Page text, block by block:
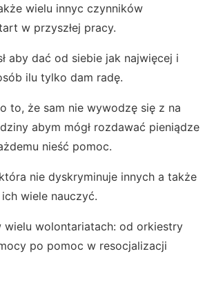
wielu innyc czynników
w przyszłej pracy.
aby dać od siebie jak najwięcej i
ilu tylko dam radę.
to, że sam nie wywodzę się z na
abym mógł rozdawać pieniądze
nieść pomoc.
nie dyskryminuje innych a także
wiele nauczyć.
wielu wolontariatach: od orkiestry
po pomoc w resocjalizacji